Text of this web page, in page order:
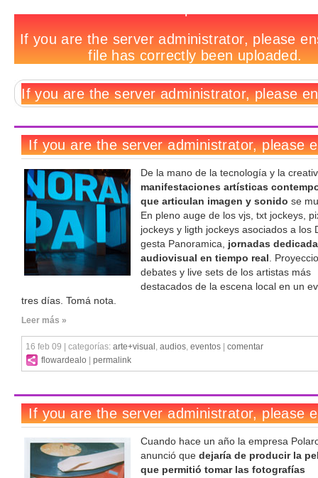
Out:
Fundación
Telefónica
De la mano de la tecnología y la
manifestaciones artísticas
que articulan imagen y sonido se
En pleno auge de los vjs, txt jockeys,
jockeys y ligth jockeys asociados a los
gesta Panoramica, jornadas
audiovisual en tiempo real .
debates y live sets de los artistas más
destacados de la escena local en un
tres días. Tomá nota.
Leer más »
16 feb 09 | categorías: arte+visual , audios, eventos
comentar
flowardealo
permalink
regresan
Polaroid
Cuando hace un año la empresa
anunció que dejaría de producir la
que permitió tomar las fotografías
subasta
Out:
Madero
como
estuvieras
Punk
Obama
shows
visuales
MySpace,
¿cuánto
autorretrato?
inspirado
Boys
Out:
Canasta
Hegarty
visual